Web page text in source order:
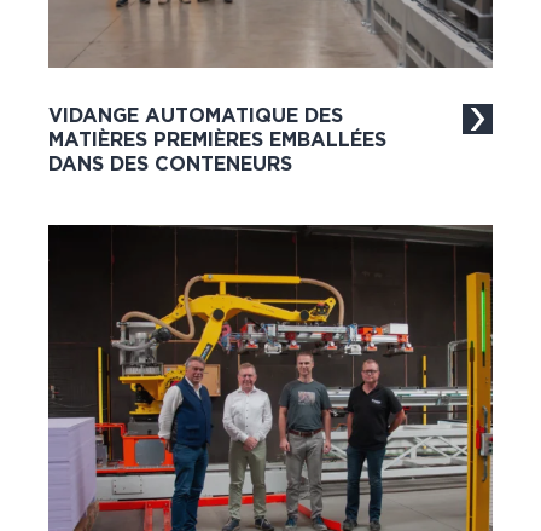
VIDANGE AUTOMATIQUE DES
MATIÈRES PREMIÈRES EMBALLÉES
DANS DES CONTENEURS